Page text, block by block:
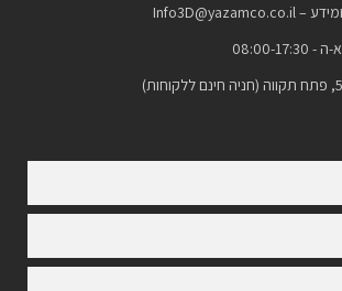
–
Info3D@yazamco.co.il
17:30